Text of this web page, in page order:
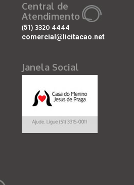
Central de
Atendimento
(51) 3320 4444
comercial@licitacao.net
Janela Social